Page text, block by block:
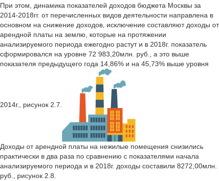
При этом, динамика показателей доходов бюджета Москвы за
2014-2018гг. от перечисленных видов деятельности направлена в
основном на снижение доходов, исключение составляют доходы от
арендной платы на землю, которые на протяжении
анализируемого периода ежегодно растут и в 2018г. показатель
сформировался на уровне 72 983,20млн. руб., а это выше
показателя предыдущего года 14,86% и на 45,73% выше уровня
2014г., рисунок 2.7.
Доходы от арендной платы на нежилые помещения снизились
практически в два раза по сравнению с показателями начала
анализируемого периода и в 2018г. доходы составили 8272,00млн.
руб., рисунок 2.8.